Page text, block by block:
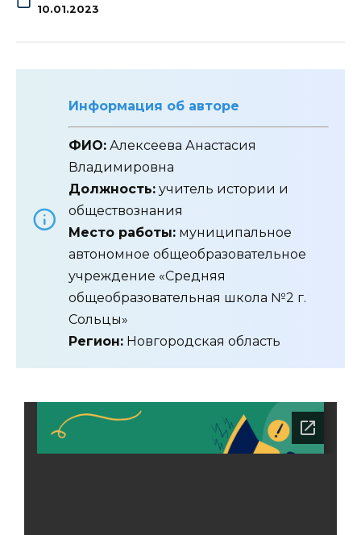
10.01.2023
Информация об авторе
ФИО: Алексеева Анастасия
Владимировна
Должность: учитель истории и
обществознания
Место работы: муниципальное
автономное общеобразовательное
учреждение «Средняя
общеобразовательная школа №2 г.
Сольцы»
Регион: Новгородская область